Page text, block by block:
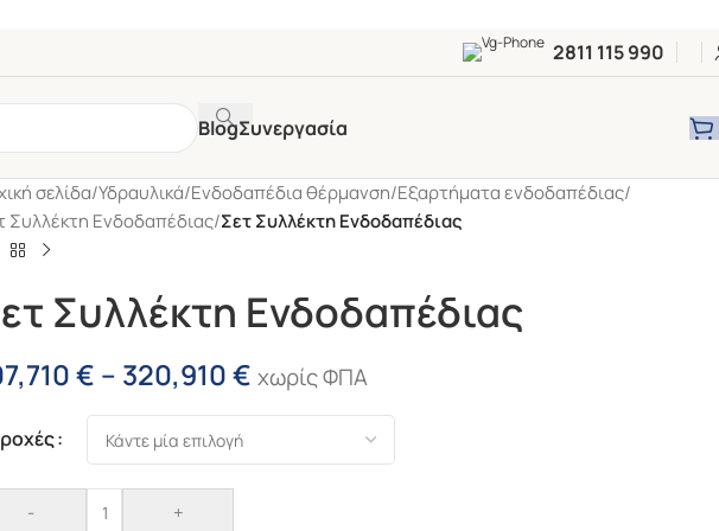
2811 115 990
BlogΣυνεργασία
σελίδα/Υδραυλικά/Ενδοδαπέδια θέρμανση/Εξαρτήματα ενδοδαπέδιας/
Συλλέκτη Ενδοδαπέδιας/Σετ Συλλέκτη Ενδοδαπέδιας
Συλλέκτη Ενδοδαπέδιας
€ – 320,910€ χωρίς ΦΠΑ
- +